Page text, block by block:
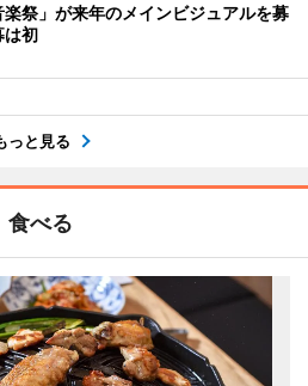
楽祭」が来年のメインビジュアルを募
初
っと見る
食べる